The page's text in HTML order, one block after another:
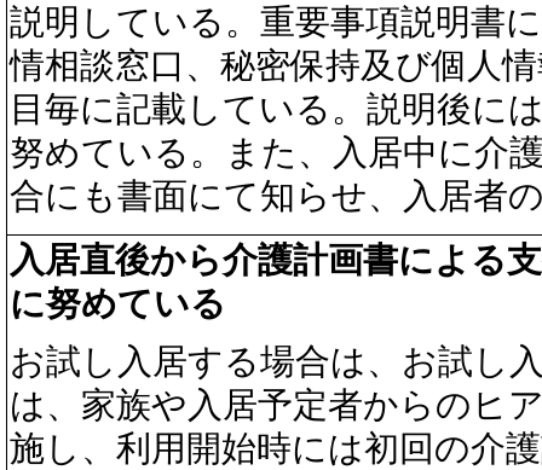
説明している。重要事項説明書
情相談窓口、秘密保持及び個人
目毎に記載している。説明後に
努めている。また、入居中に介
合にも書面にて知らせ、入居者
入居直後から介護計画書による
に努めている
お試し入居する場合は、お試し
は、家族や入居予定者からのヒ
施し、利用開始時には初回の介